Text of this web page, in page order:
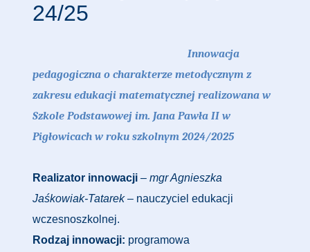
24/25
Innowacja
pedagogiczna o charakterze metodycznym z
zakresu edukacji matematycznej realizowana w
Szkole Podstawowej im. Jana Pawła II w
Pigłowicach w roku szkolnym 2024/2025
Realizator innowacji – mgr Agnieszka
Jaśkowiak-Tatarek– nauczyciel edukacji
wczesnoszkolnej.
Rodzaj innowacji: programowa